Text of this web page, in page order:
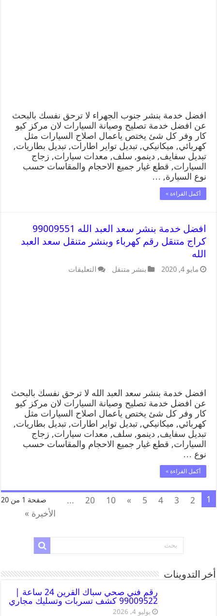
افضل خدمة بنشر جنوب الجهراء لا ترحق نفسك بالبحث
عن افضل خدمة تصليح وصيانة السيارات لان مركز كيو
كار وفر كل شئ يختص ياعمال اصلاح السيارات مثل
كهربائي, ميكانيكي, تبديل تواير اطارات, تبديل بطاريات,
تبديل سفايف, دينمو, سلف, معدات سيارات, زجاج
السيارات, قطع غيار جميع الاحجام والمقاسات حسب
نوع السيارة, …
أكمل القراءة »
افضل خدمة بنشر سعد العبد الله 99009551
كراج متنقل رقم كهرباء وبنشر متنقل سعد العبد
الله
مايو 4, 2020 بنشر متنقل التعليقات
افضل خدمة بنشر سعد العبد الله لا ترحق نفسك بالبحث
عن افضل خدمة تصليح وصيانة السيارات لان مركز كيو
كار وفر كل شئ يختص ياعمال اصلاح السيارات مثل
كهربائي, ميكانيكي, تبديل تواير اطارات, تبديل بطاريات,
تبديل سفايف, دينمو, سلف, معدات سيارات, زجاج
السيارات, قطع غيار جميع الاحجام والمقاسات حسب
نوع …
أكمل القراءة »
صفحة 1 من 20 1
2
3
4
5
»
10
20
...
الأخيرة »
أخر التدوينات
رقم فني صحي سباك القرين 24 ساعة |
99009522 كشف تسربات وتسليك مجاري
يوليو 4, 2026